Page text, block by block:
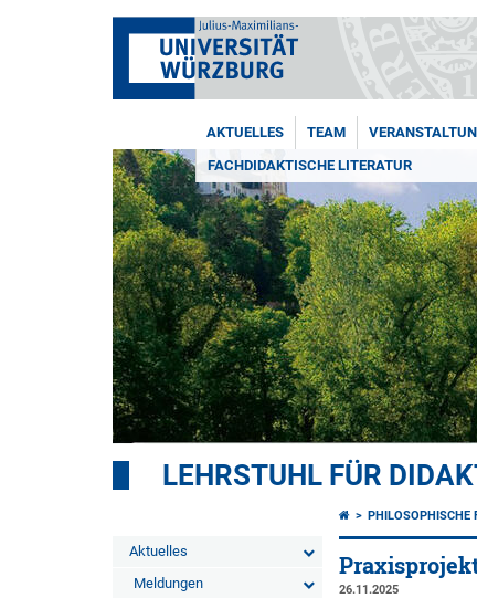
AKTUELLES TEAM
FACHDIDAKTISCHE LITERATUR
LEHRSTUHL FÜR
Aktuelles
Meldungen
PHILOSOPHISCHE
26.11.2025